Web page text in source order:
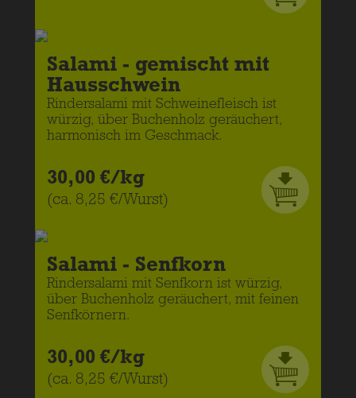
Salami - gemischt mit
Hausschwein
Rindersalami mit Schweinefleisch ist
würzig, über Buchenholz geräuchert,
harmonisch im Geschmack.
30,00 €/kg
(ca. 8,25 €/Wurst)
Salami - Senfkorn
Rindersalami mit Senfkorn ist würzig,
über Buchenholz geräuchert, mit feinen
Senfkörnern.
30,00 €/kg
(ca. 8,25 €/Wurst)